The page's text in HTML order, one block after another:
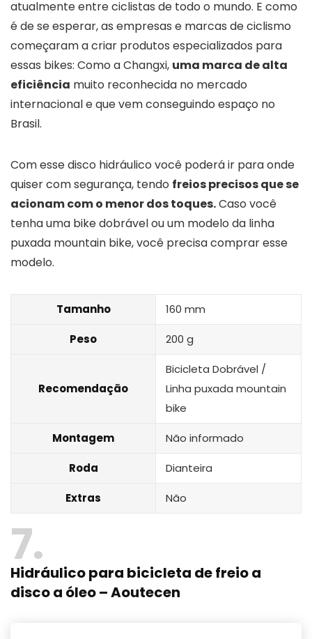
atualmente entre ciclistas de todo o mundo. E como
é de se esperar, as empresas e marcas de ciclismo
começaram a criar produtos especializados para
essas bikes: Como a Changxi, uma marca de alta
eficiência muito reconhecida no mercado
internacional e que vem conseguindo espaço no
Brasil.
Com esse disco hidráulico você poderá ir para onde
quiser com segurança, tendo freios precisos que se
acionam com o menor dos toques.Caso você
tenha uma bike dobrável ou um modelo da linha
puxada mountain bike, você precisa comprar esse
modelo.
Tamanho 160 mm
Peso 200 g
Recomendação
Bicicleta Dobrável /
Linha puxada mountain
bike
Montagem Não informado
Roda Dianteira
Extras Não
7
Hidráulico para bicicleta de freio a
disco a óleo – Aoutecen